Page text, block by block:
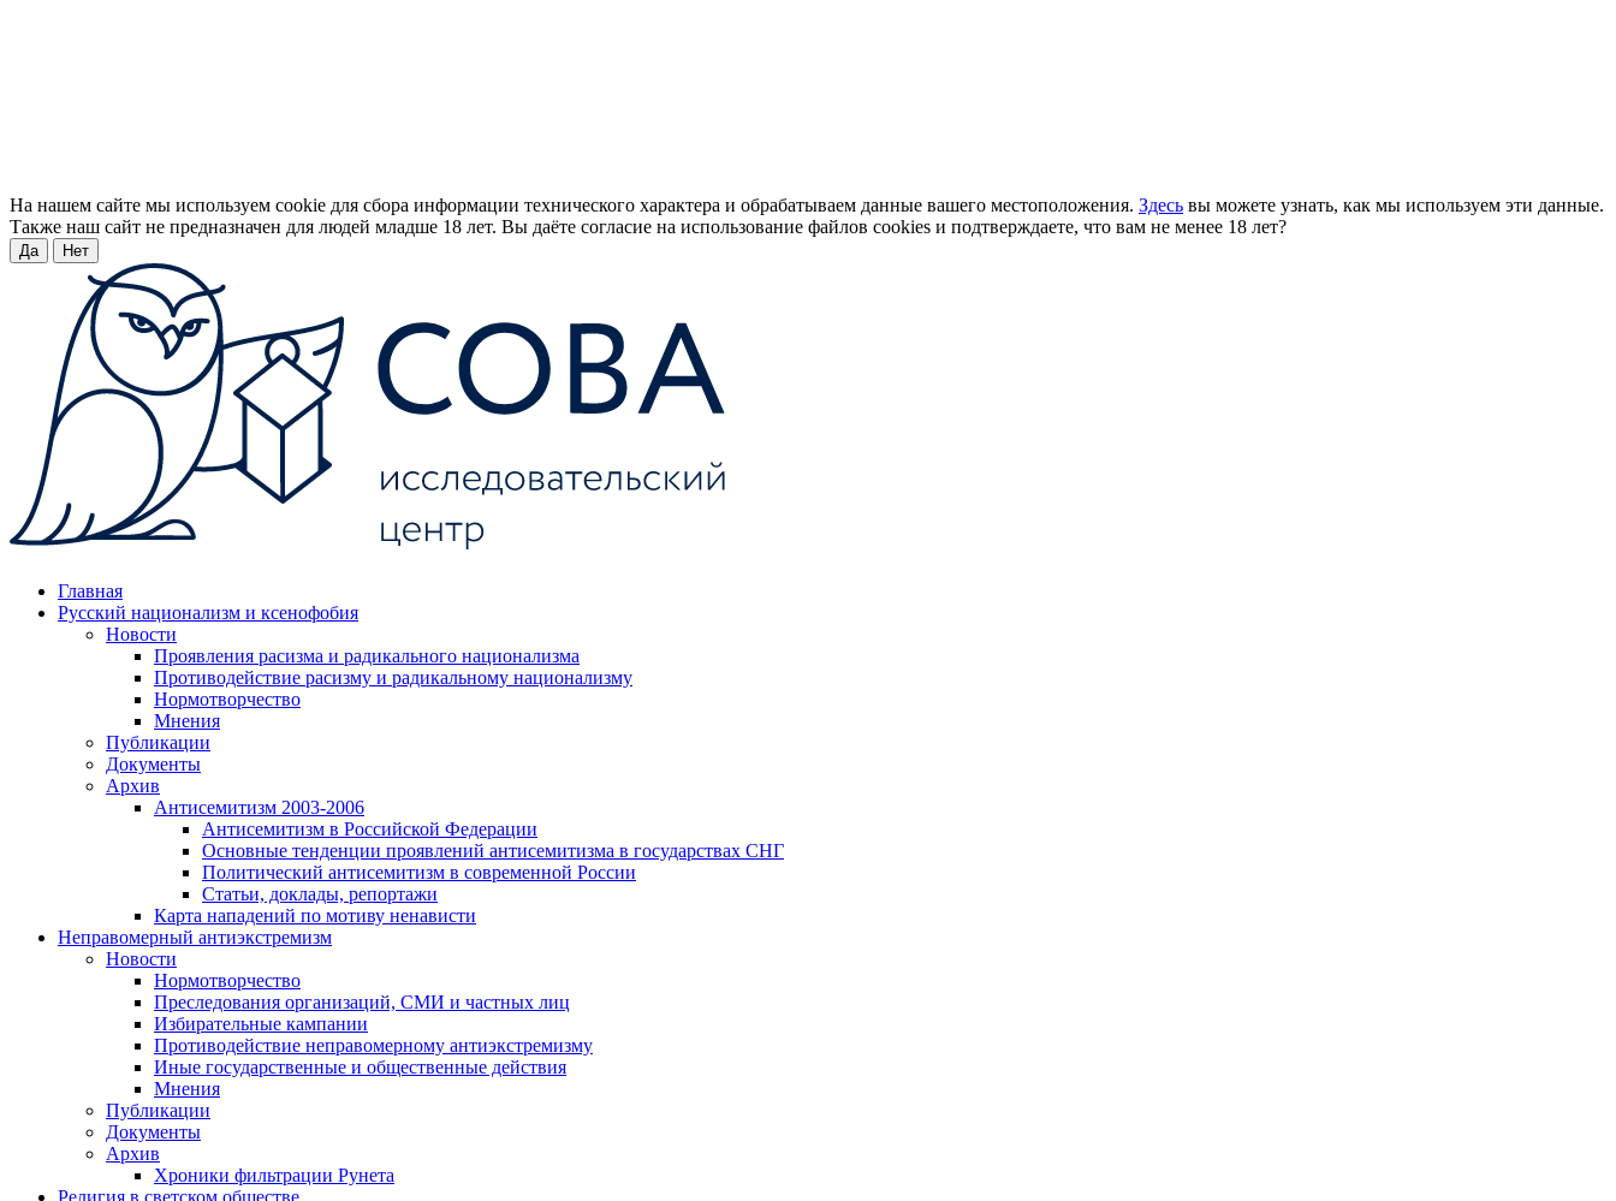
На нашем сайте мы используем cookie для сбора информации технического характера и обрабатываем данные вашего местоположения. Здесь вы можете узнать, как мы используем эти данные.
Также наш сайт не предназначен для людей младше 18 лет. Вы даёте согласие на использование файлов cookies и подтверждаете, что вам не менее 18 лет?
Да Нет
Главная
Русский национализм и ксенофобия
Новости
Проявления расизма и радикального национализма
Противодействие расизму и радикальному национализму
Нормотворчество
Мнения
Публикации
Документы
Архив
Антисемитизм 2003-2006
Антисемитизм в Российской Федерации
Основные тенденции проявлений антисемитизма в государствах СНГ
Политический антисемитизм в современной России
Статьи, доклады, репортажи
Карта нападений по мотиву ненависти
Неправомерный антиэкстремизм
Новости
Нормотворчество
Преследования организаций, СМИ и частных лиц
Избирательные кампании
Противодействие неправомерному антиэкстремизму
Иные государственные и общественные действия
Мнения
Публикации
Документы
Архив
Хроники фильтрации Рунета